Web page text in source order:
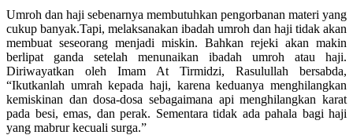
Umroh dan haji sebenarnya membutuhkan pengorbanan materi yang
cukup banyak.Tapi, melaksanakan ibadah umroh dan haji tidak akan
membuat seseorang menjadi miskin. Bahkan rejeki akan makin
berlipat ganda setelah menunaikan ibadah umroh atau haji.
Diriwayatkan oleh Imam At Tirmidzi, Rasulullah bersabda,
“Ikutkanlah umrah kepada haji, karena keduanya menghilangkan
kemiskinan dan dosa-dosa sebagaimana api menghilangkan karat
pada besi, emas, dan perak. Sementara tidak ada pahala bagi haji
yang mabrur kecuali surga.”